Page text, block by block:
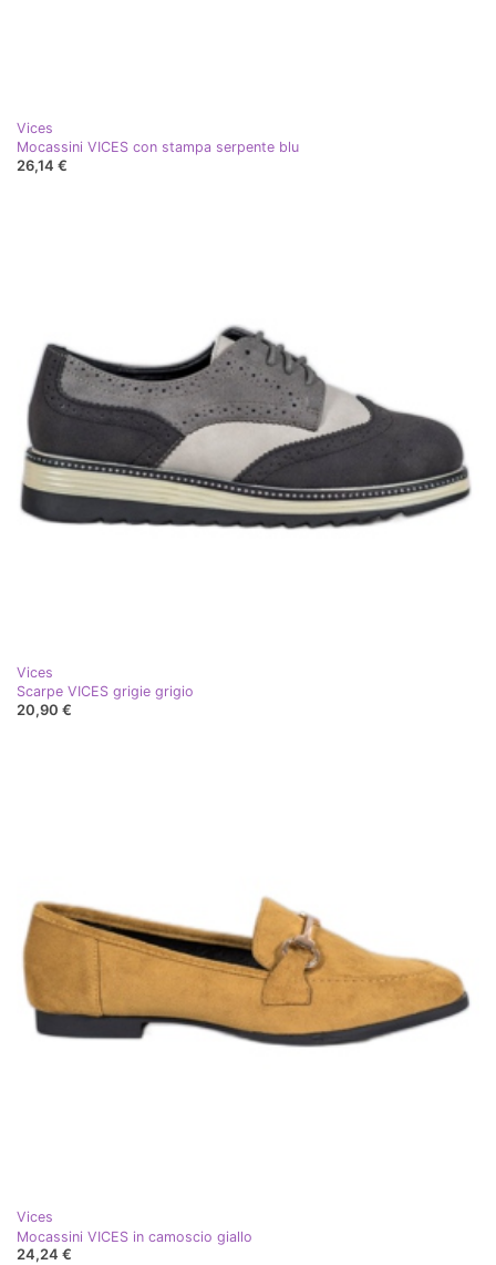
Vices
Mocassini VICES con stampa serpente blu
26,14 €
Vices
Scarpe VICES grigie grigio
20,90 €
Vices
Mocassini VICES in camoscio giallo
24,24 €